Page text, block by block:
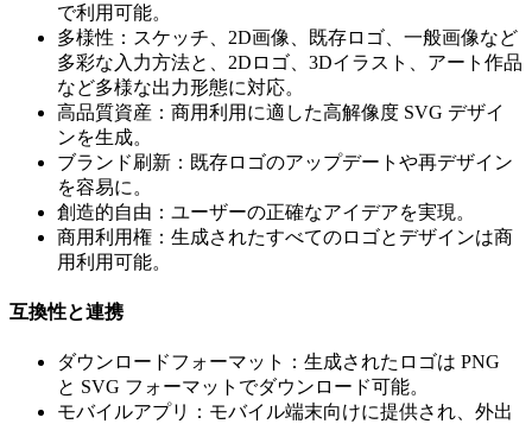
で利用可能。
多様性：スケッチ、2D画像、既存ロゴ、一般画像など
多彩な入力方法と、2Dロゴ、3Dイラスト、アート作品
など多様な出力形態に対応。
高品質資産：商用利用に適した高解像度 SVG デザイ
ンを生成。
ブランド刷新：既存ロゴのアップデートや再デザイン
を容易に。
創造的自由：ユーザーの正確なアイデアを実現。
商用利用権：生成されたすべてのロゴとデザインは商
用利用可能。
互換性と連携
ダウンロードフォーマット：生成されたロゴは PNG
と SVG フォーマットでダウンロード可能。
モバイルアプリ：モバイル端末向けに提供され、外出